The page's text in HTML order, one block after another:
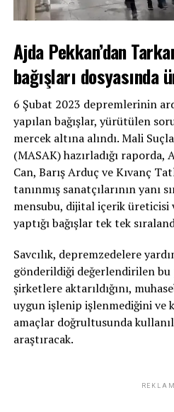
Ajda Pekkan’dan
bağışları
6 Şubat 2023 depremlerinin
yapılan bağışlar, yürütülen
mercek altına alındı. Mali
(MASAK) hazırladığı raporda,
Can, Barış Arduç ve Kıvanç
tanınmış sanatçılarının yanı
mensubu, dijital içerik üreticisi
yaptığı bağışlar tek tek
Savcılık, depremzedelere
gönderildiği değerlendirilen bu
şirketlere aktarıldığını,
uygun işlenip işlenmediğini ve
amaçlar doğrultusunda
araştıracak.
REKLAM